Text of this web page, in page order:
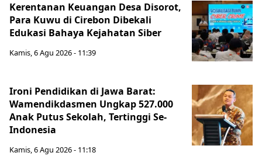
Kerentanan Keuangan Desa Disorot,
Para Kuwu di Cirebon Dibekali
Edukasi Bahaya Kejahatan Siber
Kamis, 6 Agu 2026 - 11:39
Ironi Pendidikan di Jawa Barat:
Wamendikdasmen Ungkap 527.000
Anak Putus Sekolah, Tertinggi Se-
Indonesia
Kamis, 6 Agu 2026 - 11:18